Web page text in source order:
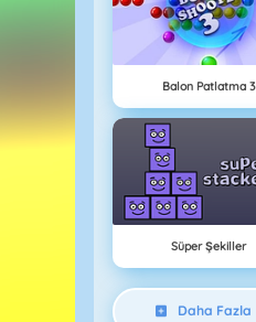
Balon Patlatma 3
Süper Şekiller
Daha Fazla